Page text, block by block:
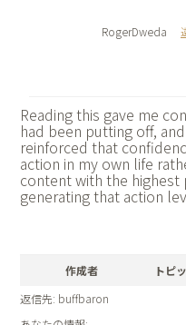
RogerDweda
Reading this gave me
had been putting off,
reinforced that
action in my own life
content with the highest
generating that action
作成者
トピ
返信先: buffbaron